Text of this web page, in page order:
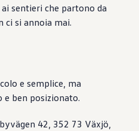
sentieri che partono da
ci si annoia mai.
e semplice, ma
ben posizionato.
42, 352 73 Växjö,